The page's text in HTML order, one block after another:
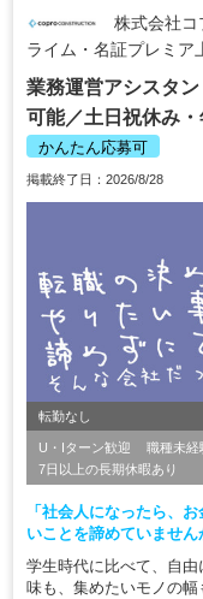
株式会社コ
ライム・名証プレミア
業務運営アシスタ
可能／土日祝休み
かんたん応募可
掲載終了日：2026/8/28
転勤なし
U・Iターン歓迎 職種未経
7日以上の長期休暇あり
「社会人になったら、
いことを諦めていません
学生時代に比べて、自
味も、集めたいモノの幅